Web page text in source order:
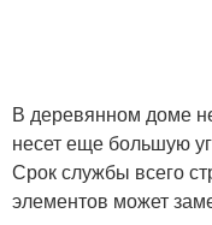
В деревянном доме
несет еще большую
Срок службы всего
элементов может